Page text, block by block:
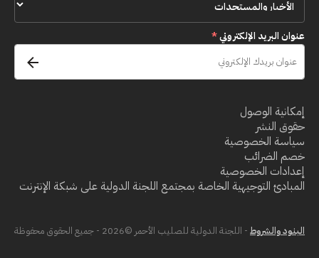
عنوان البريد الإلكتروني*
إمكانية الوصول
حقوق النشر
سياسة الخصوصية
خصم الضرائب
إعدادات الخصوصية
المبادئ التوجيهية الخاصة بمجتمع اللجنة الدولية على شبكة الإنترنت
البنود والشروط - اللجنة الدولية للصليب الأحمر ©2026 - جميع الحقوق محفوظة